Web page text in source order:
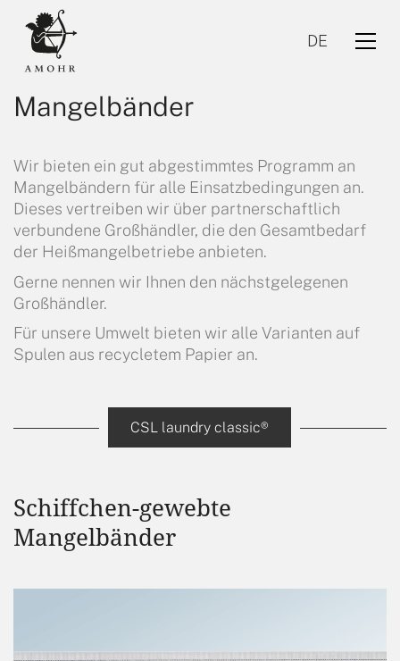
DE
DE
Mangelbänder
Wir bieten ein gut abgestimmtes Programm an
Mangelbändern für alle Einsatzbedingungen an.
Dieses vertreiben wir über partnerschaftlich
verbundene Großhändler, die den Gesamtbedarf
der Heißmangelbetriebe anbieten.
Gerne nennen wir Ihnen den nächstgelegenen
Großhändler.
Für unsere Umwelt bieten wir alle Varianten auf
Spulen aus recycletem Papier an.
CSL laundry classic®
Schiffchen-gewebte
Mangelbänder